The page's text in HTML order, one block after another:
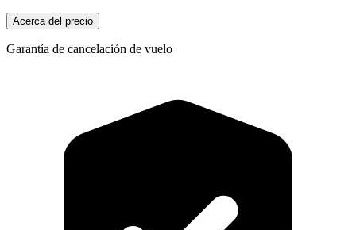
Acerca del precio
Garantía de cancelación de vuelo